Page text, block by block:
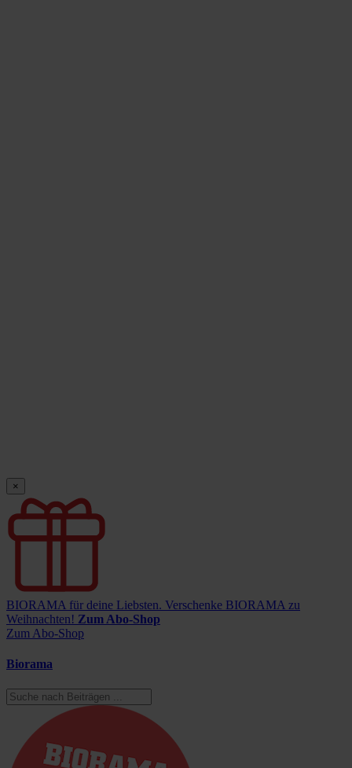
×
BIORAMA für deine Liebsten. Verschenke BIORAMA zu
Weihnachten! Zum Abo-Shop
Zum Abo-Shop
Biorama